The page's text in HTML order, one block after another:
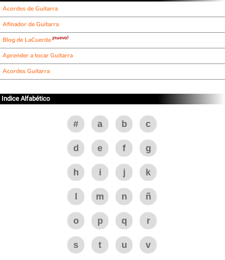
Acordes de Guitarra
Afinador de Guitarra
Blog de LaCuerda ¡nuevo!
Aprender a tocar Guitarra
Acordes Guitarra
Indice Alfabético
# a b c
d e f g
h i j k
m n ñ
o p q r
s t u v